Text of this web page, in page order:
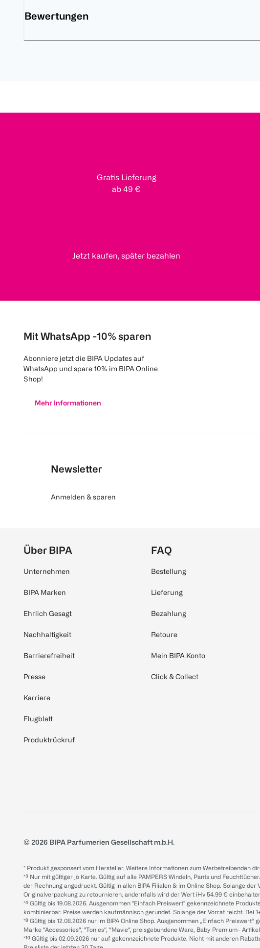
Bewertungen
Gratis Lieferung
ab 49 €
Jetzt kaufen, später bezahlen
Mit WhatsApp -10% sparen
Abonniere jetzt die BIPA Updates auf
WhatsApp und spare 10% im BIPA Online
Shop!
Mehr Informationen
Newsletter
Anmelden & sparen
Über BIPA
Unternehmen
BIPA Marken
Ehrlich Gesagt
Nachhaltigkeit
Barrierefreiheit
Presse
Karriere
Flugblatt
Produktrückruf
FAQ
Bestellung
Lieferung
Bezahlung
Retoure
Mein BIPA Konto
Click & Collect
© 2026 BIPA Parfumerien Gesellschaft m.b.H.
* Produkt gesponsert vom Hersteller. Weitere Informationen zum Werbetreibenden
*³ Nur mit gültiger jö Karte. Gültig auf alle PAMPERS Windeln, Pants und
der Rechnung angedruckt. Gültig in allen BIPA Filialen & im Online Shop. Solange
Originalverpackung zu retournieren, andernfalls wird der Wert iHv 54.99 €
*⁴ Gültig bis 19.08.2026. Ausgenommen "Einfach Preiswert" gekennzeichnete
kombinierbar. Preise werden kaufmännisch gerundet. Solange der Vorrat reicht. Bei
*⁸ Gültig bis 12.08.2026 nur im BIPA Online Shop. Ausgenommen „Einfach
Marke “Accessories“, “Tonies“, “Mavie“, preisgebundene Ware, Baby Premium-
*¹⁰ Gültig bis 02.09.2026 nur auf gekennzeichnete Produkte. Nicht mit anderen